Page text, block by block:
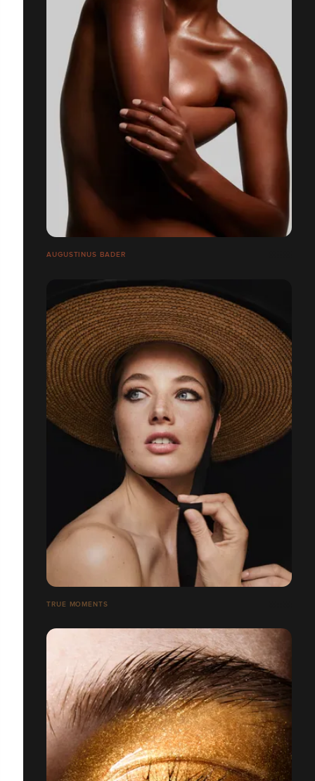
AUGUSTINUS BADER
TRUE MOMENTS